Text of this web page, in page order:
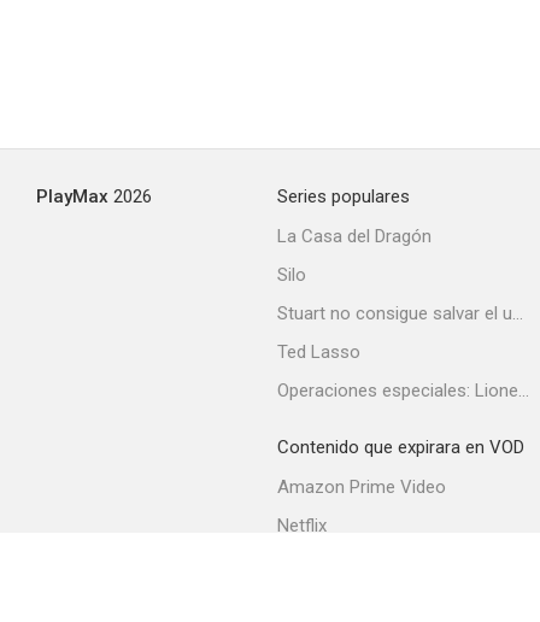
PlayMax 2026
Series populares
La Casa del Dragón
Silo
Stuart no consigue salvar el universo
Ted Lasso
Operaciones especiales: Lioness
Contenido que expirara en VOD
Amazon Prime Video
Netflix